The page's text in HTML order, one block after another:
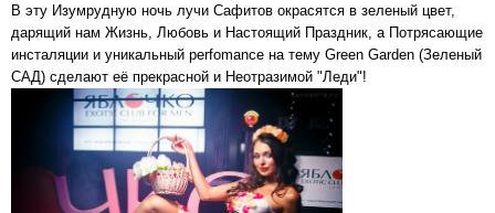
В эту Изумрудную ночь лучи Сафитов окрасятся в зеленый цвет,
дарящий нам Жизнь, Любовь и Настоящий Праздник, а Потрясающие
инсталяции и уникальный perfomance на тему Green Garden (Зеленый
САД) сделают её прекрасной и Неотразимой "Леди"!